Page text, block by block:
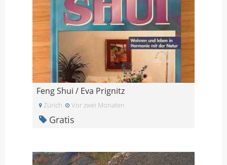
Feng Shui / Eva Prignitz
Zürich Vor zwei Monaten
Gratis